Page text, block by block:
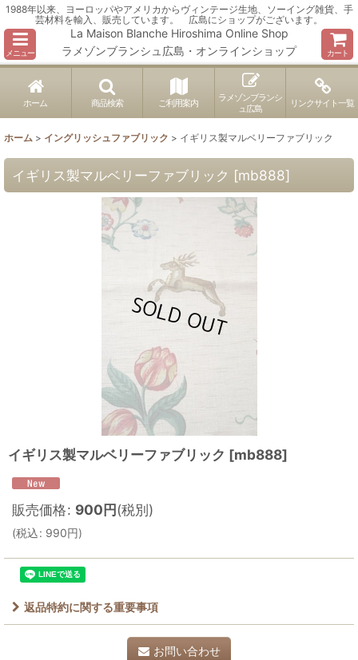
1988年以来、ヨーロッパやアメリカからヴィンテージ生地、ソーイング雑貨、手
芸材料を輸入、販売しています。 広島にショップがございます。
メニュー
La Maison Blanche Hiroshima Online Shop
ラメゾンブランシュ広島・オンラインショップ
カート
ホーム 商品検索 ご利用案内
ラメゾンブランシ
ュ広島
リンクサイト一覧
ホーム > イングリッシュファブリック > イギリス製マルベリーファブリック
イギリス製マルベリーファブリック [mb888]
イギリス製マルベリーファブリック [mb888]
販売価格: 900円(税別)
(税込: 990円)
返品特約に関する重要事項
お問い合わせ